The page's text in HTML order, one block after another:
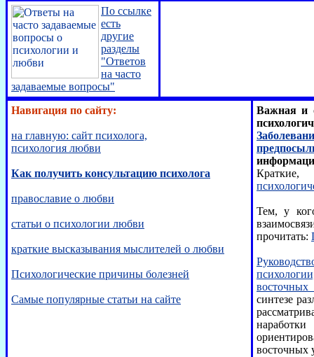
По ссылке
есть
другие
разделы
"Ответов
на часто
задаваемые вопросы"
Навигация по сайту:
на главную: сайт психолога,
психология любви
Как получить консультацию психолога
православие о любви
статьи о психологии любви
краткие высказывания мыслителей о любви
Психологические причины болезней
Самые популярные статьи на сайте
Важная и
Тем, у
прочитать:
синтезе
восточных